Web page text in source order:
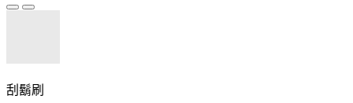
刮鬍刷